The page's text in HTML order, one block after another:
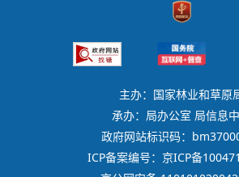
主办：国家林业和草原
承办：局办公室 局信息
政府网站标识码：
ICP备案编号：京ICP备